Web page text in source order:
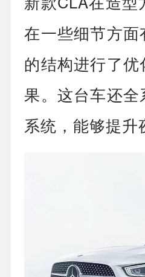
在一些细节方
的结构进行了
果。这台车还
系统，能够提升